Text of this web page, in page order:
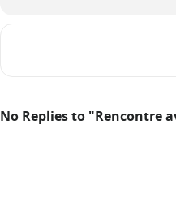
No Replies to "Rencontre